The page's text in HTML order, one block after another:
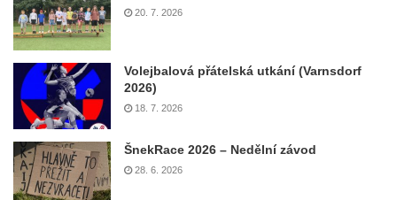
20. 7. 2026
Volejbalová přátelská utkání (Varnsdorf
2026)
18. 7. 2026
ŠnekRace 2026 – Nedělní závod
28. 6. 2026